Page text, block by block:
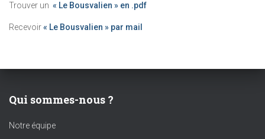
Trouver un « Le Bousvalien » en .pdf
Recevoir« Le Bousvalien » par mail
Qui sommes-nous ?
Notre équipe